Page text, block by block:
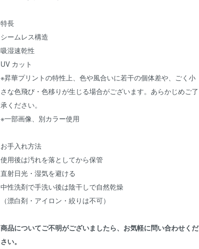
特長
シームレス構造
吸湿速乾性
UV カット
※昇華プリントの特性上、色や風合いに若干の個体差や、ごく小
さな色飛び・色移りが生じる場合がございます。あらかじめご了
承ください。
※一部画像、別カラー使用
お手入れ方法
使用後は汚れを落としてから保管
直射日光・湿気を避ける
中性洗剤で手洗い後は陰干しで自然乾燥
（漂白剤・アイロン・絞りは不可）
商品についてご不明がございましたら、お気軽に問い合わせくだ
さい。